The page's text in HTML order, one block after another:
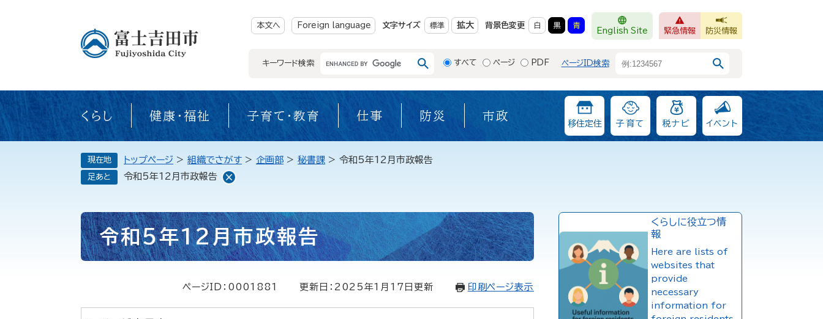
本文へ Foreign language 文字サイズ 標準 拡大 背景色変更 白 黒 青
English Site 緊急情報 防災情報
キーワード検索 すべて ページ PDF ページID検索
くらし 健康・福祉 子育て・教育 仕事 防災 市政
移住定住 子育て 税ナビ イベント
現在地 トップページ > 組織でさがす > 企画部 > 秘書課 > 令和5年12月市政報告
足あと 令和5年12月市政報告
本
文
令和5年12月市政報告
ページID：0001881 更新日：2025年1月17日更新 印刷ページ表示
くらしに役立つ情
報
Here are lists of
websites that
provide
necessary
information for